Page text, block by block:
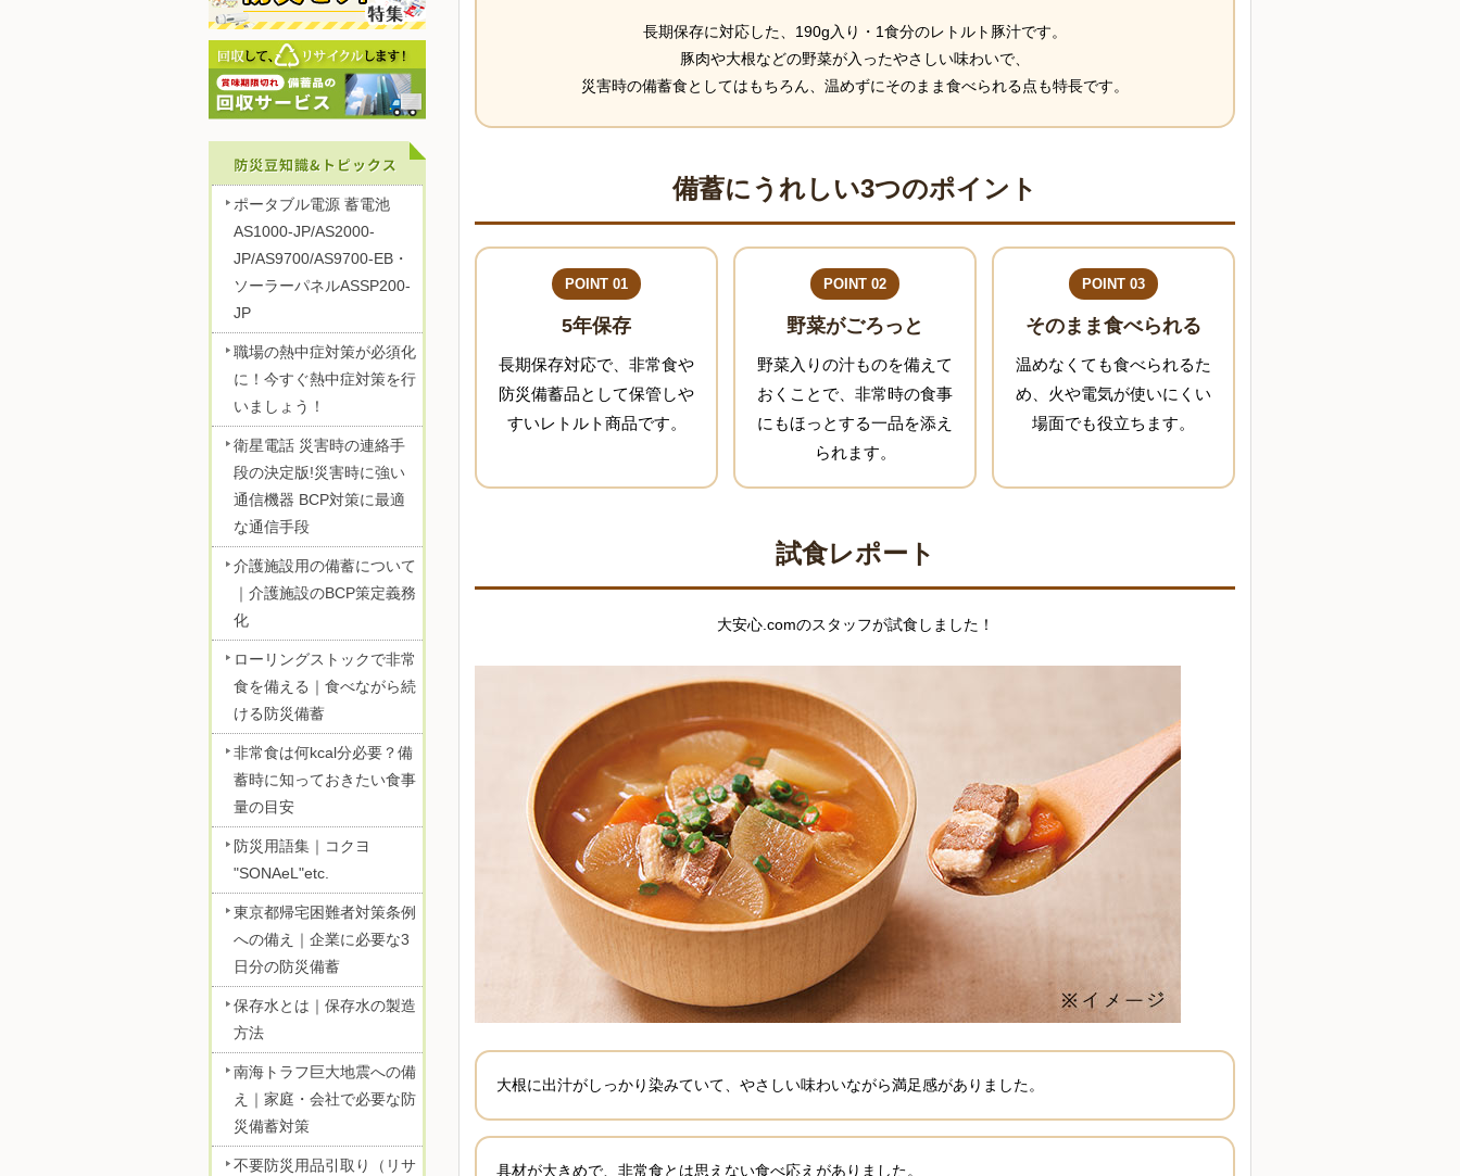
長期保存に対応した、190g入り・1食分のレトルト豚汁です。
豚肉や大根などの野菜が入ったやさしい味わいで、
災害時の備蓄食としてはもちろん、温めずにそのまま食べられる点も特長です。
備蓄にうれしい3つのポイント
POINT 01
5年保存
長期保存対応で、非常食や
防災備蓄品として保管しや
すいレトルト商品です。
POINT 02
野菜がごろっと
野菜入りの汁ものを備えて
おくことで、非常時の食事
にもほっとする一品を添え
られます。
POINT 03
そのまま食べられる
温めなくても食べられるた
め、火や電気が使いにくい
場面でも役立ちます。
試食レポート
大安心.comのスタッフが試食しました！
大根に出汁がしっかり染みていて、やさしい味わいながら満足感がありました。
具材が大きめで、非常食とは思えない食べ応えがありました。
ポータブル電源 蓄電池
AS1000-JP/AS2000-
JP/AS9700/AS9700-EB・
ソーラーパネルASSP200-
JP
職場の熱中症対策が必須化
に！今すぐ熱中症対策を行
いましょう！
衛星電話 災害時の連絡手
段の決定版!災害時に強い
通信機器 BCP対策に最適
な通信手段
介護施設用の備蓄について
｜介護施設のBCP策定義務
化
ローリングストックで非常
食を備える｜食べながら続
ける防災備蓄
非常食は何kcal分必要？備
蓄時に知っておきたい食事
量の目安
防災用語集｜コクヨ
"SONAeL"etc.
東京都帰宅困難者対策条例
への備え｜企業に必要な3
日分の防災備蓄
保存水とは｜保存水の製造
方法
南海トラフ巨大地震への備
え｜家庭・会社で必要な防
災備蓄対策
不要防災用品引取り（リサ